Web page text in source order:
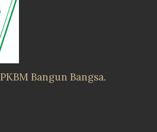
PKBM Bangun Bangsa.